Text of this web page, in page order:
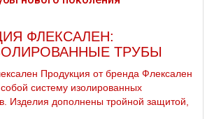
ФЛЕКСАЛЕН:
ТРУБЫ
Продукция от бренда Флексален
систему изолированных
Изделия дополнены тройной защитой,